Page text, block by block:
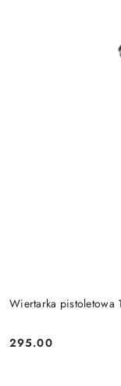
Wiertarka pistoletowa
Cena:
295.00